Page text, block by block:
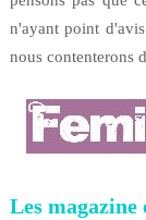
n'ayant point
nous contenterons
Les magazine